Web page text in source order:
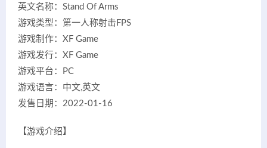
英文名称：Stand Of Arms
游戏类型：第一人称射击FPS
游戏制作：XF Game
游戏发行：XF Game
游戏平台：PC
游戏语言：中文,英文
发售日期：2022-01-16
【游戏介绍】